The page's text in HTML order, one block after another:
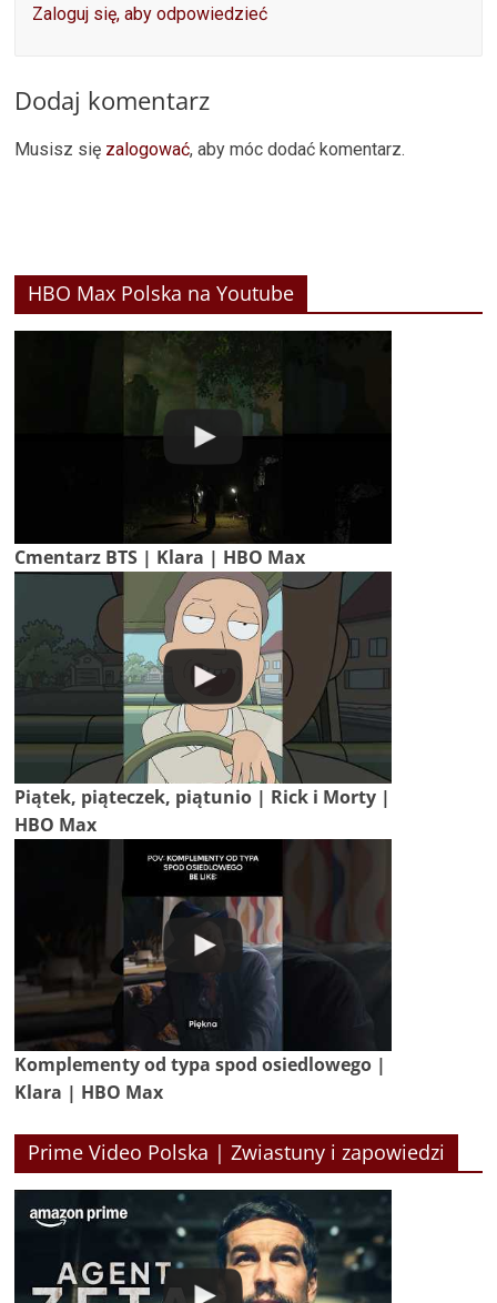
Zaloguj się, aby odpowiedzieć
Dodaj komentarz
Musisz się zalogować, aby móc dodać komentarz.
HBO Max Polska na Youtube
Cmentarz BTS | Klara | HBO Max
Piątek, piąteczek, piątunio | Rick i Morty |
HBO Max
Komplementy od typa spod osiedlowego |
Klara | HBO Max
Prime Video Polska | Zwiastuny i zapowiedzi